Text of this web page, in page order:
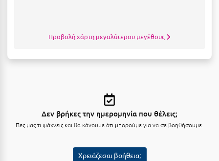
Ν
Ναυπακτία
Προβολή χάρτη μεγαλύτερου μεγέθους
Δεν βρήκες την ημερομηνία που θέλεις;
Πες μας τι ψάχνεις και θα κάνουμε ότι μπορούμε για να σε βοηθήσουμε.
Χρειάζεσαι βοήθεια;